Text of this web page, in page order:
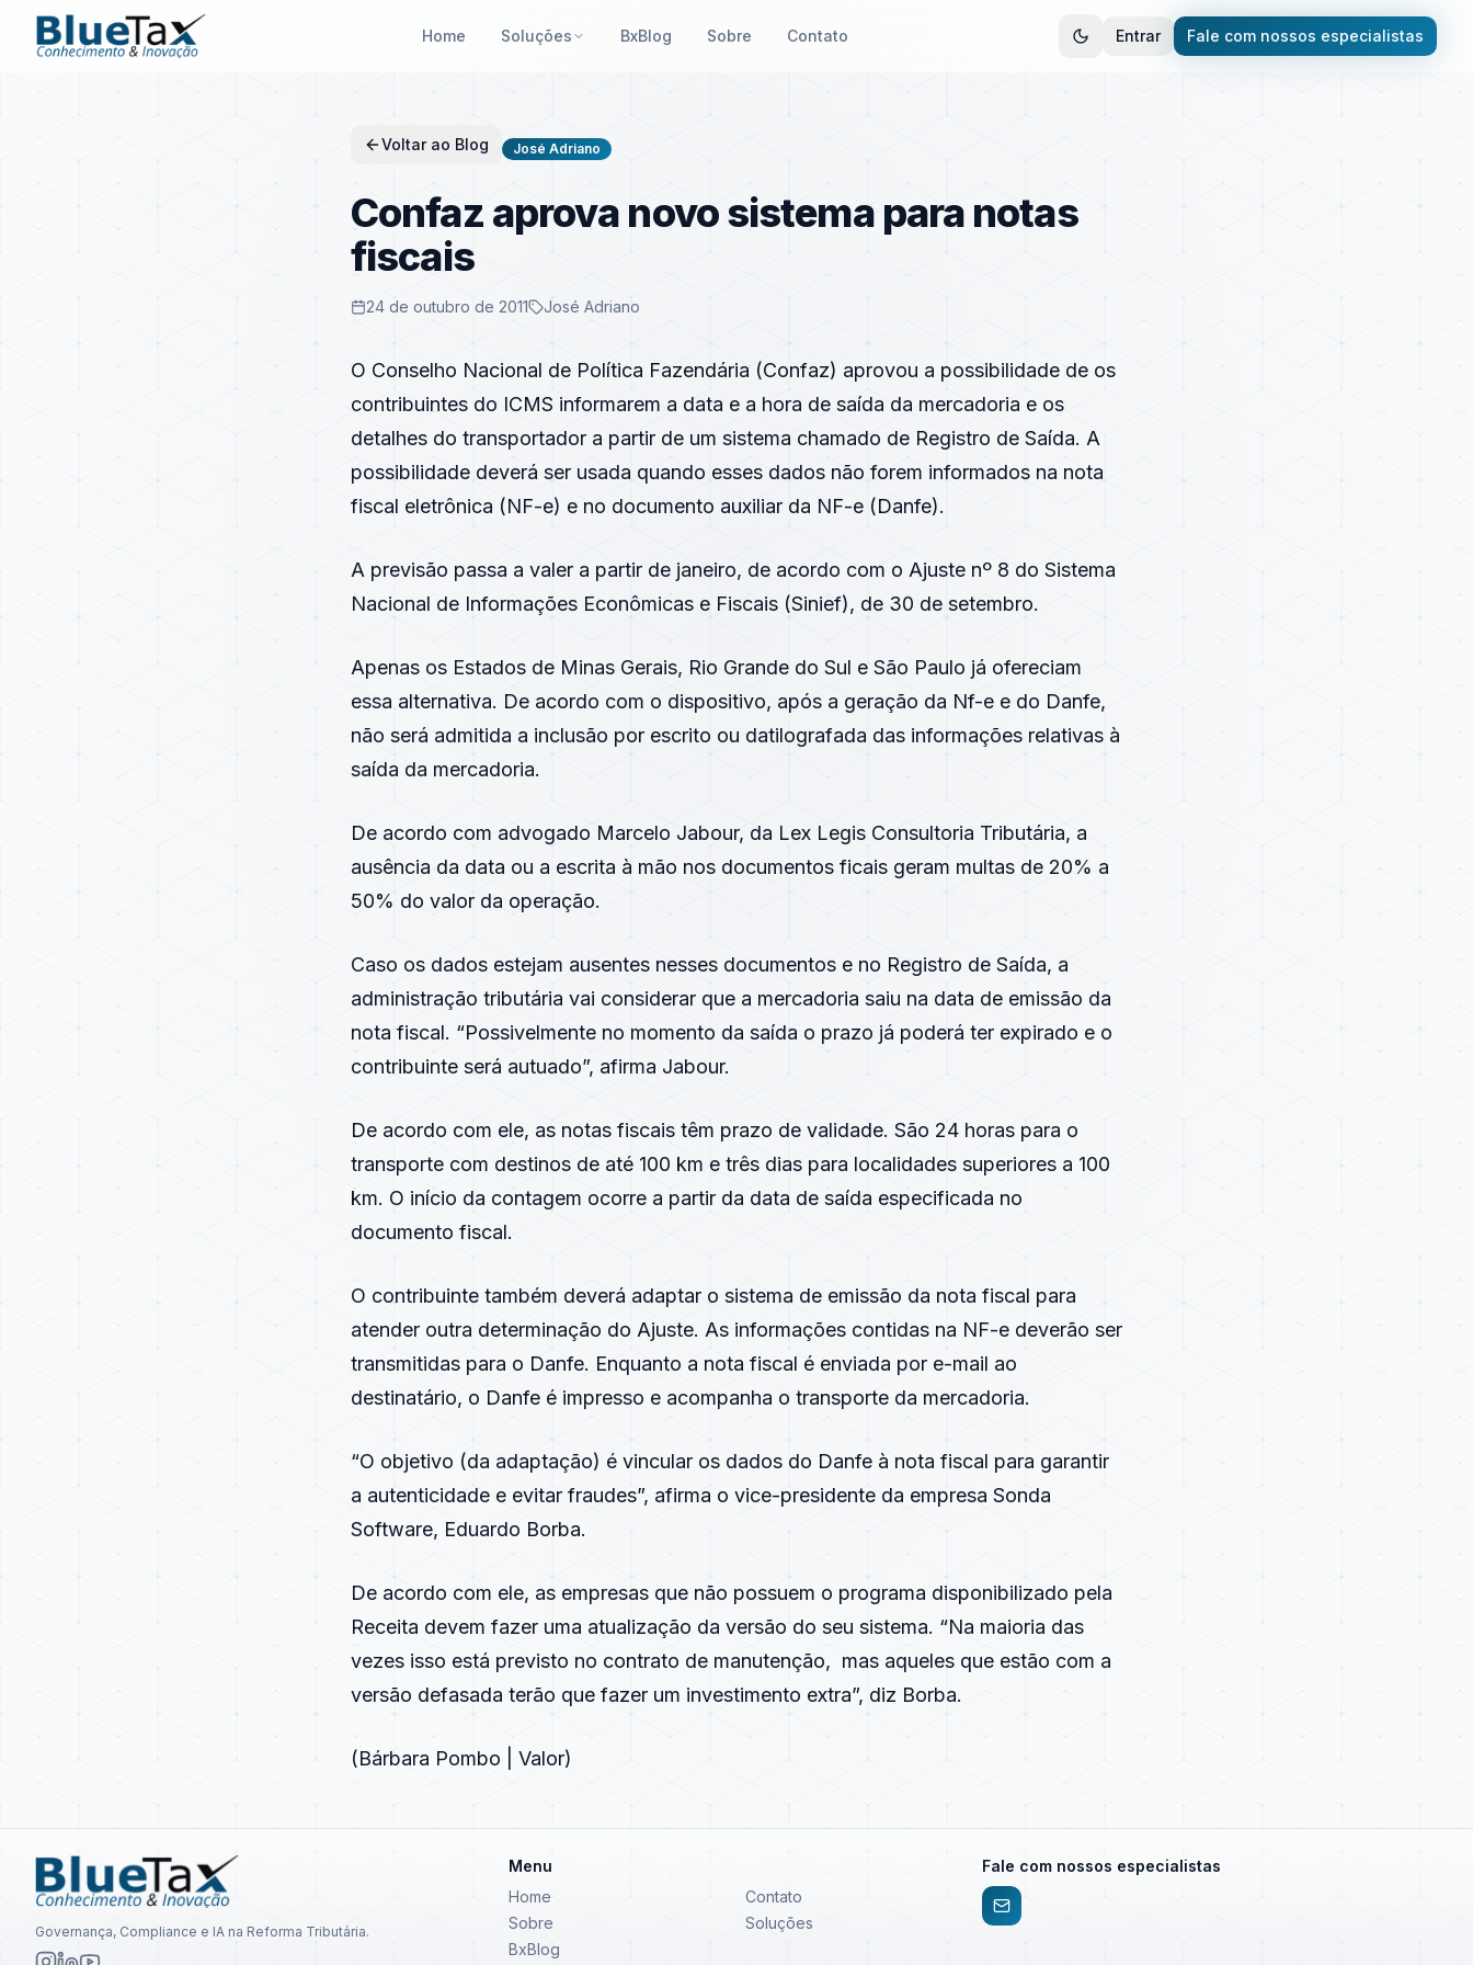
Home Soluções BxBlog Sobre Contato Entrar Fale com nossos especialistas
Voltar ao Blog José Adriano
Confaz aprova novo sistema para notas
fiscais
24 de outubro de 2011 José Adriano
O Conselho Nacional de Política Fazendária (Confaz) aprovou a possibilidade de os
contribuintes do ICMS informarem a data e a hora de saída da mercadoria e os
detalhes do transportador a partir de um sistema chamado de Registro de Saída. A
possibilidade deverá ser usada quando esses dados não forem informados na nota
fiscal eletrônica (NF-e) e no documento auxiliar da NF-e (Danfe).
A previsão passa a valer a partir de janeiro, de acordo com o Ajuste nº 8 do Sistema
Nacional de Informações Econômicas e Fiscais (Sinief), de 30 de setembro.
Apenas os Estados de Minas Gerais, Rio Grande do Sul e São Paulo já ofereciam
essa alternativa. De acordo com o dispositivo, após a geração da Nf-e e do Danfe,
não será admitida a inclusão por escrito ou datilografada das informações relativas à
saída da mercadoria.
De acordo com advogado Marcelo Jabour, da Lex Legis Consultoria Tributária, a
ausência da data ou a escrita à mão nos documentos ficais geram multas de 20% a
50% do valor da operação.
Caso os dados estejam ausentes nesses documentos e no Registro de Saída, a
administração tributária vai considerar que a mercadoria saiu na data de emissão da
nota fiscal. “Possivelmente no momento da saída o prazo já poderá ter expirado e o
contribuinte será autuado”, afirma Jabour.
De acordo com ele, as notas fiscais têm prazo de validade. São 24 horas para o
transporte com destinos de até 100 km e três dias para localidades superiores a 100
km. O início da contagem ocorre a partir da data de saída especificada no
documento fiscal.
O contribuinte também deverá adaptar o sistema de emissão da nota fiscal para
atender outra determinação do Ajuste. As informações contidas na NF-e deverão ser
transmitidas para o Danfe. Enquanto a nota fiscal é enviada por e-mail ao
destinatário, o Danfe é impresso e acompanha o transporte da mercadoria.
“O objetivo (da adaptação) é vincular os dados do Danfe à nota fiscal para garantir
a autenticidade e evitar fraudes”, afirma o vice-presidente da empresa Sonda
Software, Eduardo Borba.
De acordo com ele, as empresas que não possuem o programa disponibilizado pela
Receita devem fazer uma atualização da versão do seu sistema. “Na maioria das
vezes isso está previsto no contrato de manutenção, mas aqueles que estão com a
versão defasada terão que fazer um investimento extra”, diz Borba.
(Bárbara Pombo | Valor)
Governança, Compliance e IA na Reforma Tributária.
Menu
Home
Contato
Sobre
Soluções
BxBlog
Fale com nossos especialistas